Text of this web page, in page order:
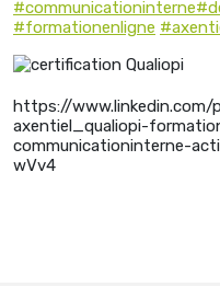
#communicationinterne
#formationenligne
https://
axentiel_qualiopi-
communicationinterne-
wVv4